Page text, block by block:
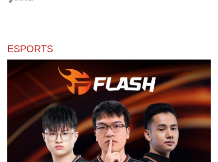
Sân khấu - Điện ảnh
Văn học
Âm nhạc
Di sản
Giải trí
Nghệ sĩ
Thời trang
Sao Việt
SmartAds chính thức ra mắt tính năng Targeting
theo 'cảm xúc'
Đây là bước mở rộng quan trọng trong hệ sinh thái contextual
targeting.
ESPORTS